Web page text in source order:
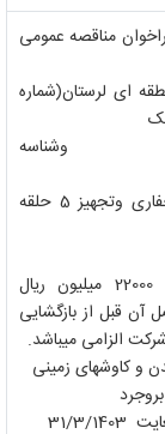
عمومی
ای لرستان(شماره
وشناسه
2-موضوع مناقصه: عملیات اجرایی حفاری وتجهیز 5 حلقه
22000میلیون ریال
قبل از بازگشایی
الزامی میباشد.